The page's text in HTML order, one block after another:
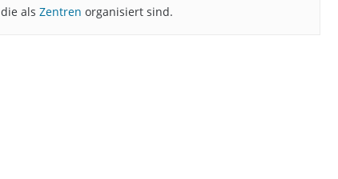
die alsZentren organisiert sind.